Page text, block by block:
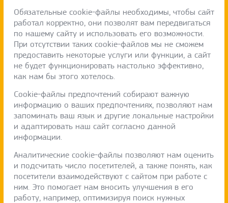
Обязательные cookie-файлы необходимы, чтобы сайт
работал корректно, они позволят вам передвигаться
по нашему сайту и использовать его возможности.
При отсутствии таких cookie-файлов мы не сможем
предоставить некоторые услуги или функции, а сайт
не будет функционировать настолько эффективно,
как нам бы этого хотелось.
Cookie-файлы предпочтений собирают важную
информацию о ваших предпочтениях, позволяют нам
запоминать ваш язык и другие локальные настройки
и адаптировать наш сайт согласно данной
информации.
Аналитические cookie-файлы позволяют нам оценить
и подсчитать число посетителей, а также понять, как
посетители взаимодействуют с сайтом при работе с
ним. Это помогает нам вносить улучшения в его
работу, например, оптимизируя поиск нужных